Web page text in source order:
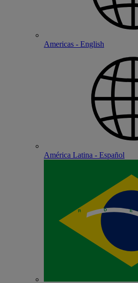
Americas - English
América Latina - Español